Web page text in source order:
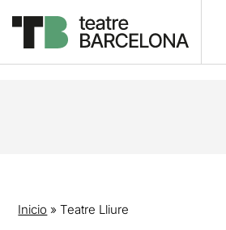
Inicio »Teatre Lliure